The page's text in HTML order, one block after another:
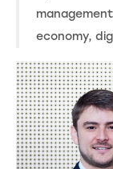
economy,